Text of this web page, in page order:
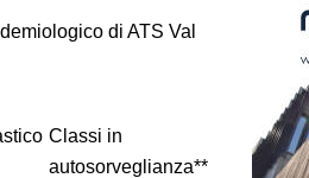
di ATS Val
Classi in
autosorveglianza**